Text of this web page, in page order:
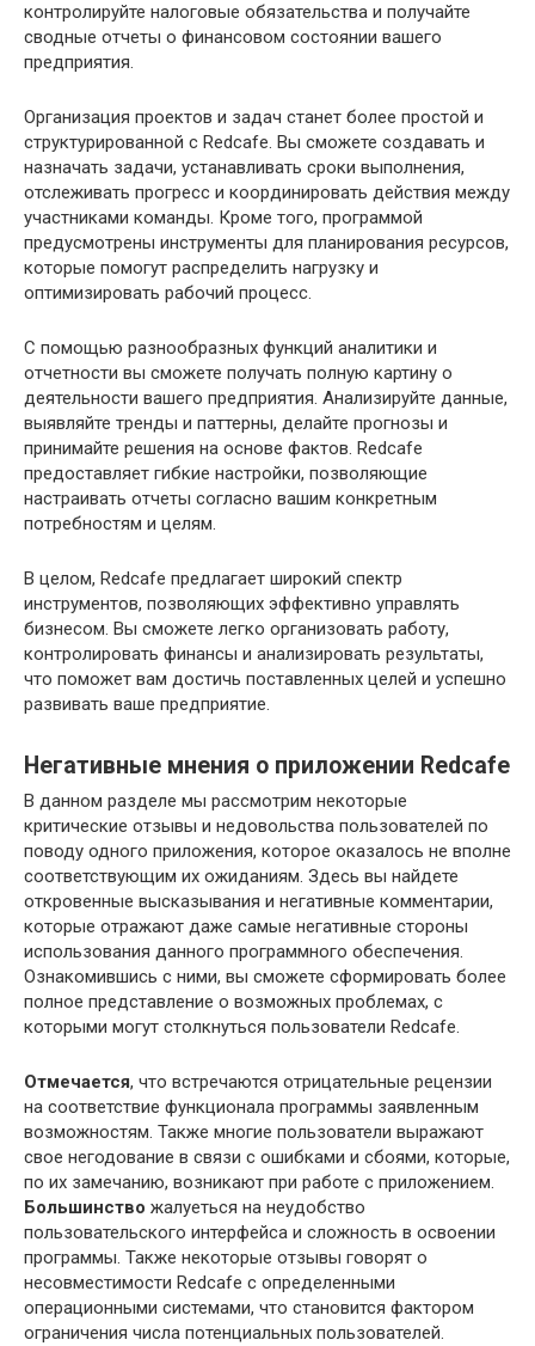
контролируйте налоговые обязательства и получайте
сводные отчеты о финансовом состоянии вашего
предприятия.
Организация проектов и задач станет более простой и
структурированной с Redcafe. Вы сможете создавать и
назначать задачи, устанавливать сроки выполнения,
отслеживать прогресс и координировать действия между
участниками команды. Кроме того, программой
предусмотрены инструменты для планирования ресурсов,
которые помогут распределить нагрузку и
оптимизировать рабочий процесс.
С помощью разнообразных функций аналитики и
отчетности вы сможете получать полную картину о
деятельности вашего предприятия. Анализируйте данные,
выявляйте тренды и паттерны, делайте прогнозы и
принимайте решения на основе фактов. Redcafe
предоставляет гибкие настройки, позволяющие
настраивать отчеты согласно вашим конкретным
потребностям и целям.
В целом, Redcafe предлагает широкий спектр
инструментов, позволяющих эффективно управлять
бизнесом. Вы сможете легко организовать работу,
контролировать финансы и анализировать результаты,
что поможет вам достичь поставленных целей и успешно
развивать ваше предприятие.
Негативные мнения о приложении Redcafe
В данном разделе мы рассмотрим некоторые
критические отзывы и недовольства пользователей по
поводу одного приложения, которое оказалось не вполне
соответствующим их ожиданиям. Здесь вы найдете
откровенные высказывания и негативные комментарии,
которые отражают даже самые негативные стороны
использования данного программного обеспечения.
Ознакомившись с ними, вы сможете сформировать более
полное представление о возможных проблемах, с
которыми могут столкнуться пользователи Redcafe.
Отмечается, что встречаются отрицательные рецензии
на соответствие функционала программы заявленным
возможностям. Также многие пользователи выражают
свое негодование в связи с ошибками и сбоями, которые,
по их замечанию, возникают при работе с приложением.
Большинство жалуеться на неудобство
пользовательского интерфейса и сложность в освоении
программы. Также некоторые отзывы говорят о
несовместимости Redcafe с определенными
операционными системами, что становится фактором
ограничения числа потенциальных пользователей.